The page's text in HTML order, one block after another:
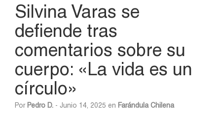
Silvina Varas se
defiende tras
comentarios sobre su
cuerpo: «La vida es un
círculo»
Por Pedro D. - Junio 14, 2025 en Farándula Chilena